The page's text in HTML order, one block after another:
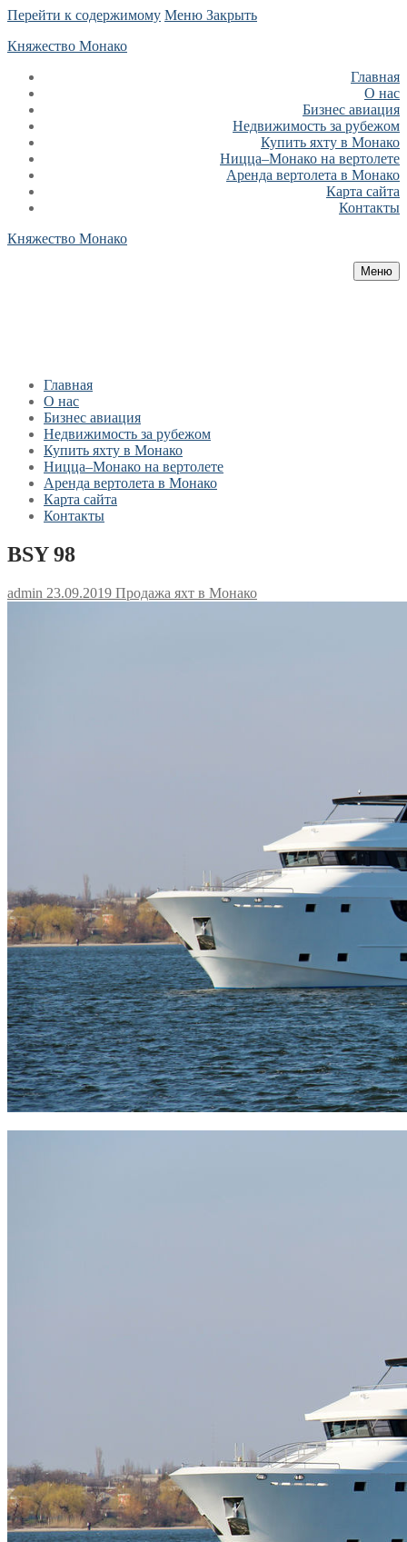
Перейти к содержимому Меню Закрыть
Княжество Монако
Главная
О нас
Бизнес авиация
Недвижимость за рубежом
Купить яхту в Монако
Ницца–Монако на вертолете
Аренда вертолета в Монако
Карта сайта
Контакты
Княжество Монако
Меню
Главная
О нас
Бизнес авиация
Недвижимость за рубежом
Купить яхту в Монако
Ницца–Монако на вертолете
Аренда вертолета в Монако
Карта сайта
Контакты
BSY 98
admin 23.09.2019 Продажа яхт в Монако